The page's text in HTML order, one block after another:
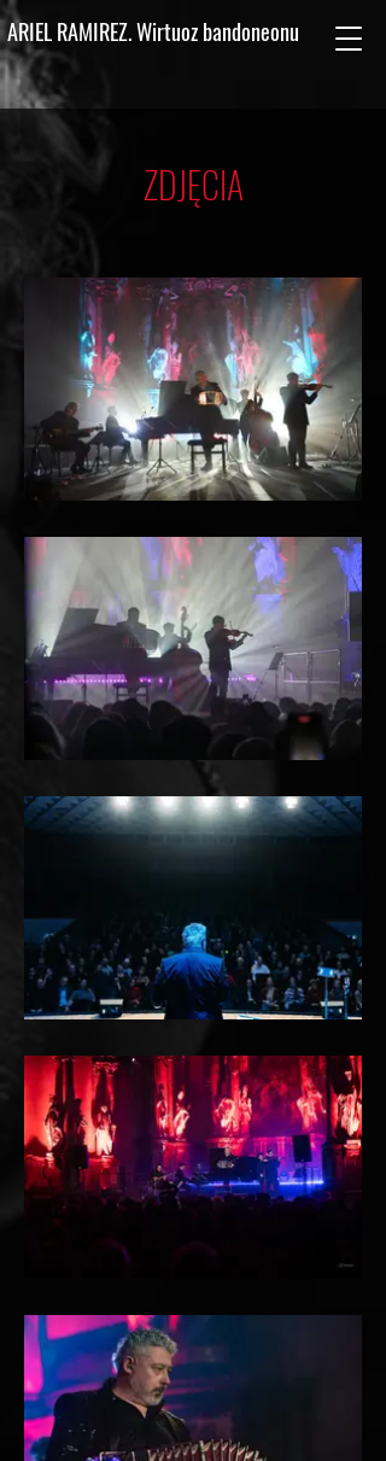
ARIEL RAMIREZ. Wirtuoz bandoneonu
ZDJĘCIA